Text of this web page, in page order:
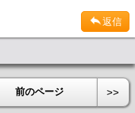
返信
前のページ >>